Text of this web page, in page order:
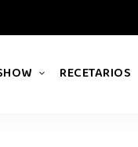
RECETARIOS